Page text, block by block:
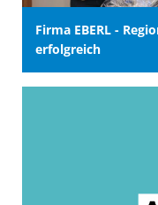
Firma EBERL -
erfolgreich